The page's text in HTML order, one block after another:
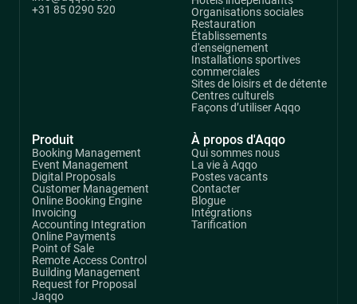
+31 85 0290 520
Produit
Booking Management
Event Management
Digital Proposals
Customer Management
Online Booking Engine
Invoicing
Accounting Integration
Online Payments
Point of Sale
Remote Access Control
Building Management
Request for Proposal
Jaqqo
Organisations sociales
Restauration
Établissements
d'enseignement
Installations sportives
commerciales
Sites de loisirs et de détente
Centres culturels
Façons d’utiliser Aqqo
À propos d'Aqqo
Qui sommes nous
La vie à Aqqo
Postes vacants
Contacter
Blogue
Intégrations
Tarification